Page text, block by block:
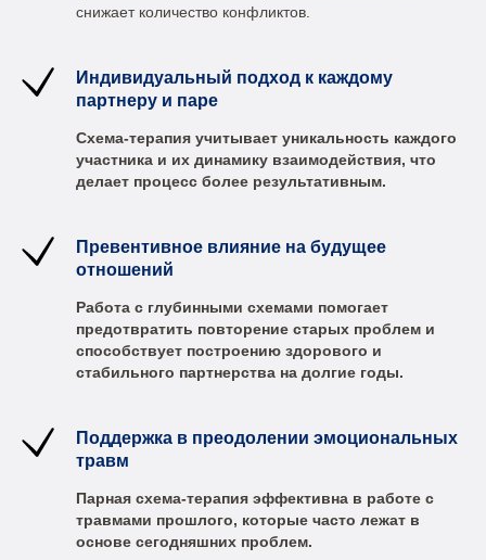
снижает количество конфликтов.
Индивидуальный подход к каждому
партнеру и паре
Схема-терапия учитывает уникальность каждого
участника и их динамику взаимодействия, что
делает процесс более результативным.
Превентивное влияние на будущее
отношений
Работа с глубинными схемами помогает
предотвратить повторение старых проблем и
способствует построению здорового и
стабильного партнерства на долгие годы.
Поддержка в преодолении эмоциональных
травм
Парная схема-терапия эффективна в работе с
травмами прошлого, которые часто лежат в
основе сегодняшних проблем.